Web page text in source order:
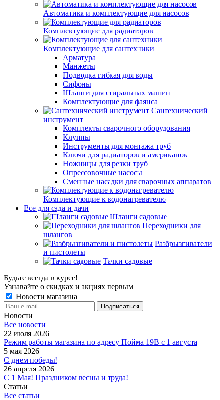
Автоматика и комплектующие для насосов
Комплектующие для радиаторов
Комплектующие для сантехники
Арматура
Манжеты
Подводка гибкая для воды
Сифоны
Шланги для стиральных машин
Комплектующие для фаянса
Сантехнический
инструмент
Комплекты сварочного оборудования
Клуппы
Инструменты для монтажа труб
Ключи для радиаторов и американок
Ножницы для резки труб
Опрессовочные насосы
Сменные насадки для сварочных аппаратов
Комплектующие к водонагревателю
Все для сада и дачи
Шланги садовые
Переходники для
шлангов
Разбрызгиватели
и пистолеты
Тачки садовые
Будьте всегда в курсе!
Узнавайте о скидках и акциях первым
Новости магазина
Новости
Все новости
22 июля 2026
Режим работы магазина по адресу Пойма 19В с 1 августа
5 мая 2026
С днем победы!
26 апреля 2026
С 1 Мая! Праздником весны и труда!
Статьи
Все статьи